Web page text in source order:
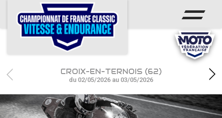
ACCUEIL
CHAMPIONNAT
CALENDRIER
RÉSULTATS
CROIX-EN-TERNOIS (62)
du 02/05/2026 au 03/05/2026